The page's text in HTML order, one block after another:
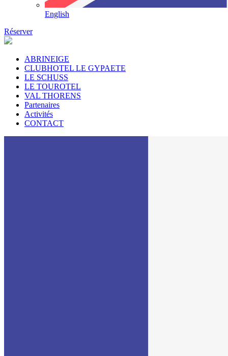
English
Réserver
ABRINEIGE
CLUBHOTEL LE GYPAETE
LE SCHUSS
LE TOUROTEL
VAL THORENS
Partenaires
Activités
CONTACT